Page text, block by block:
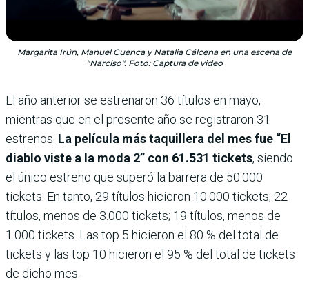
Margarita Irún, Manuel Cuenca y Natalia Cálcena en una escena de
"Narciso". Foto: Captura de video
El año anterior se estrenaron 36 títulos en mayo,
mientras que en el presente año se registraron 31
estrenos. La película más taquillera del mes fue “El
diablo viste a la moda 2” con 61.531 tickets, siendo
el único estreno que superó la barrera de 50.000
tickets. En tanto, 29 títulos hicieron 10.000 tickets; 22
títulos, menos de 3.000 tickets; 19 títulos, menos de
1.000 tickets. Las top 5 hicieron el 80 % del total de
tickets y las top 10 hicieron el 95 % del total de tickets
de dicho mes.